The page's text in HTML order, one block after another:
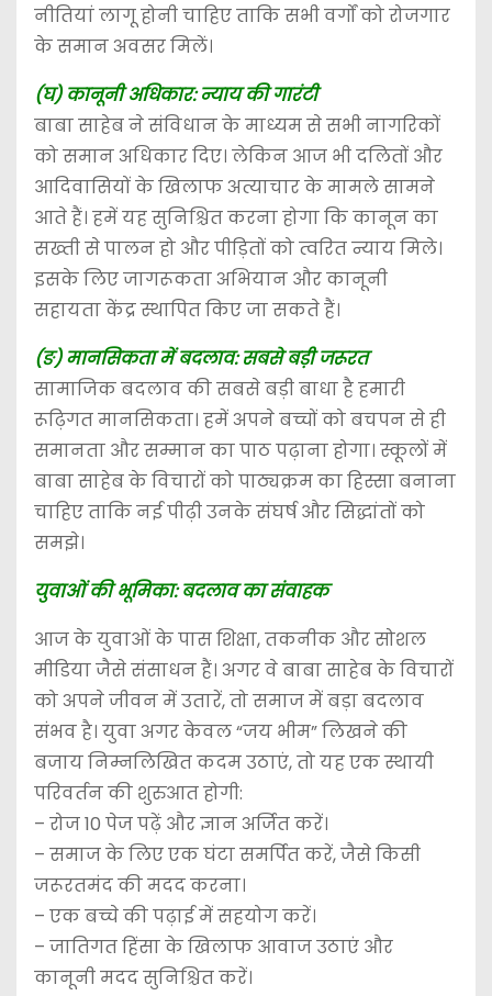
नीतियां लागू होनी चाहिए ताकि सभी वर्गों को रोजगार
के समान अवसर मिलें।
(घ) कानूनी अधिकार: न्याय की गारंटी
बाबा साहेब ने संविधान के माध्यम से सभी नागरिकों
को समान अधिकार दिए। लेकिन आज भी दलितों और
आदिवासियों के खिलाफ अत्याचार के मामले सामने
आते हैं। हमें यह सुनिश्चित करना होगा कि कानून का
सख्ती से पालन हो और पीड़ितों को त्वरित न्याय मिले।
इसके लिए जागरूकता अभियान और कानूनी
सहायता केंद्र स्थापित किए जा सकते हैं।
(ङ) मानसिकता में बदलाव: सबसे बड़ी जरूरत
सामाजिक बदलाव की सबसे बड़ी बाधा है हमारी
रूढ़िगत मानसिकता। हमें अपने बच्चों को बचपन से ही
समानता और सम्मान का पाठ पढ़ाना होगा। स्कूलों में
बाबा साहेब के विचारों को पाठ्यक्रम का हिस्सा बनाना
चाहिए ताकि नई पीढ़ी उनके संघर्ष और सिद्धांतों को
समझे।
युवाओं की भूमिका: बदलाव का संवाहक
आज के युवाओं के पास शिक्षा, तकनीक और सोशल
मीडिया जैसे संसाधन हैं। अगर वे बाबा साहेब के विचारों
को अपने जीवन में उतारें, तो समाज में बड़ा बदलाव
संभव है। युवा अगर केवल “जय भीम” लिखने की
बजाय निम्नलिखित कदम उठाएं, तो यह एक स्थायी
परिवर्तन की शुरुआत होगी:
– रोज 10 पेज पढ़ें और ज्ञान अर्जित करें।
– समाज के लिए एक घंटा समर्पित करें, जैसे किसी
जरूरतमंद की मदद करना।
– एक बच्चे की पढ़ाई में सहयोग करें।
– जातिगत हिंसा के खिलाफ आवाज उठाएं और
कानूनी मदद सुनिश्चित करें।